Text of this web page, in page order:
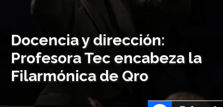
Docencia y dirección:
Profesora Tec encabeza la
Filarmónica de Qro
X
Facebook